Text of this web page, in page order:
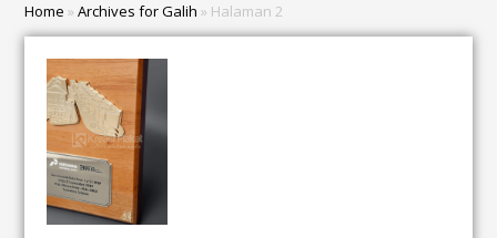
Home »Archives for Galih » Halaman 2